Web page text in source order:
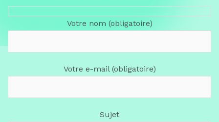
Votre nom (obligatoire)
Votre e-mail (obligatoire)
Sujet